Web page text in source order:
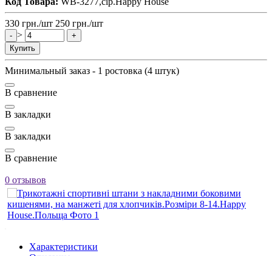
330 грн./шт 250 грн./шт
- >
+
Купить
Минимальный заказ - 1 ростовка (4 штук)
В сравнение
В закладки
В закладки
В сравнение
0 отзывов
Характеристики